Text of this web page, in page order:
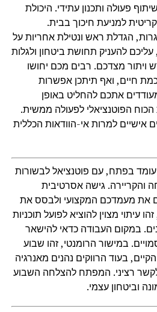
פעולה ותכנון עתידי. היכולת
קריטית למניעת חיכוך בבית.
הגדלת ראש ונטילת אחריות על
עליכם להעניק תחושת ביטחון ולגלות
ויתור מצדכם. רבים מכם יחושו
חיים, ואף תיתכן אפשרות
אתכם להחליט באופן
הפוטנציאלי לפעולה ממשית.
אישיים למרות אי-הוודאות הכללית
עומד בפתח, עם פוטנציאל לבשורות
גישה אסרטיבית
את מעמדכם המקצועי ולבסס את
עיתוי מצוין להוציא לפועל תוכניות
במקום העבודה כדאי להישאר
במישור הרומנטי, זהו שבוע
בעוד הרווקים נהנים מאנרגיה
רציני. המפתח להצלחה השבוע
וביטחון עצמי.